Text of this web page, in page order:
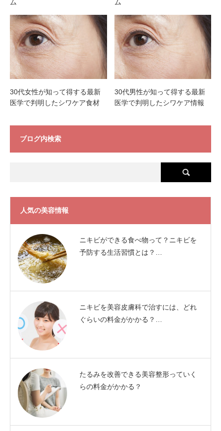
ム ム
30代女性が知って得する最新
医学で判明したシワケア食材
30代男性が知って得する最新
医学で判明したシワケア情報
ブログ内検索
人気の美容情報
ニキビができる食べ物って？ニキビを
予防する生活習慣とは？…
ニキビを美容皮膚科で治すには、どれ
ぐらいの料金がかかる？…
たるみを改善できる美容整形っていく
らの料金がかかる？